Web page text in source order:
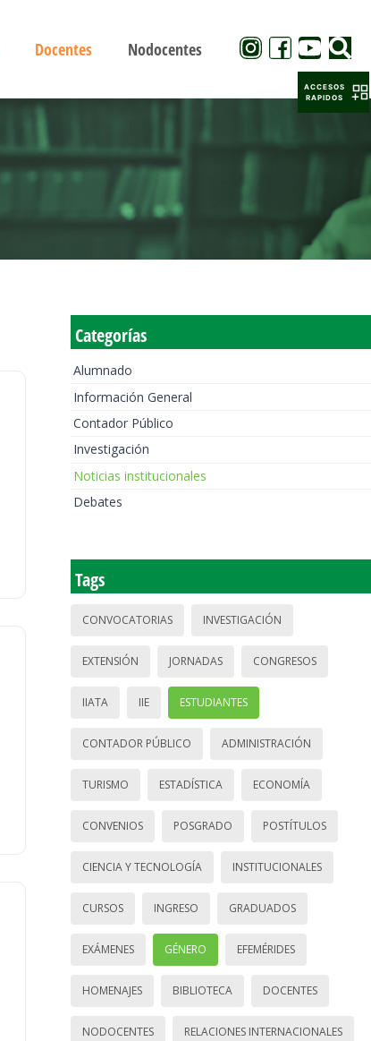
Docentes Nodocentes
Categorías
Alumnado
Información General
Contador Público
Investigación
Noticias institucionales
Debates
Tags
CONVOCATORIAS INVESTIGACIÓN
EXTENSIÓN JORNADAS CONGRESOS
IIATA IIE ESTUDIANTES
CONTADOR PÚBLICO ADMINISTRACIÓN
TURISMO ESTADÍSTICA ECONOMÍA
CONVENIOS POSGRADO POSTÍTULOS
CIENCIA Y TECNOLOGÍA INSTITUCIONALES
CURSOS INGRESO GRADUADOS
EXÁMENES GÉNERO EFEMÉRIDES
HOMENAJES BIBLIOTECA DOCENTES
NODOCENTES RELACIONES INTERNACIONALES
ACCESOS
RAPIDOS